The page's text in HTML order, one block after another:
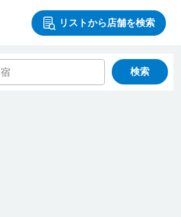
リストから店舗を検索
検索